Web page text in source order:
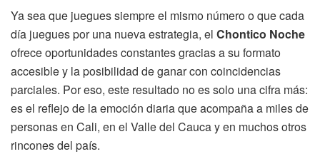
Ya sea que juegues siempre el mismo número o que cada
día juegues por una nueva estrategia, el Chontico Noche
ofrece oportunidades constantes gracias a su formato
accesible y la posibilidad de ganar con coincidencias
parciales. Por eso, este resultado no es solo una cifra más:
es el reflejo de la emoción diaria que acompaña a miles de
personas en Cali, en el Valle del Cauca y en muchos otros
rincones del país.